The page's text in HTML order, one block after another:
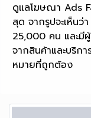
ดูแลโฆษณา Ads
สุด จากรูปจะเห็น
25,000 คน และมี
จากสินค้าและบริก
หมายที่ถูกต้อง